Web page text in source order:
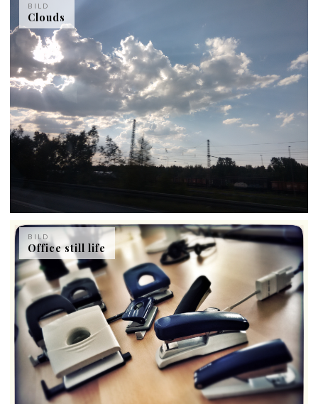
BILD
Clouds
BILD
Office still life